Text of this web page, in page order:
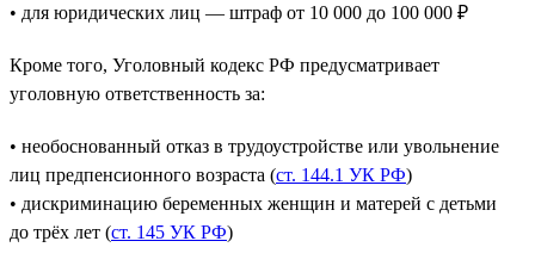
• для юридических лиц — штраф от 10 000 до 100 000 ₽
Кроме того, Уголовный кодекс РФ предусматривает
уголовную ответственность за:
• необоснованный отказ в трудоустройстве или увольнение
лиц предпенсионного возраста (ст. 144.1 УК РФ)
• дискриминацию беременных женщин и матерей с детьми
до трёх лет (ст. 145 УК РФ)